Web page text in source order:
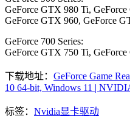
GeForce GTX 980 Ti,
GeForce GTX 960, GeForce
GeForce 700 Series:
GeForce GTX 750 Ti,
下载地址： GeForce Game
10 64-bit, Windows 11 |
标签： Nvidia显卡驱动